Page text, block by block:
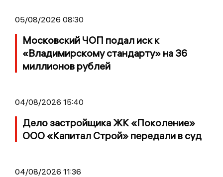
05/08/2026 08:30
Московский ЧОП подал иск к
«Владимирскому стандарту» на 36
миллионов рублей
04/08/2026 15:40
Дело застройщика ЖК «Поколение»
ООО «Капитал Строй» передали в суд
04/08/2026 11:36